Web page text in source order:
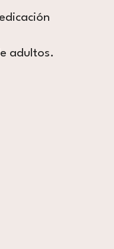
adultos.